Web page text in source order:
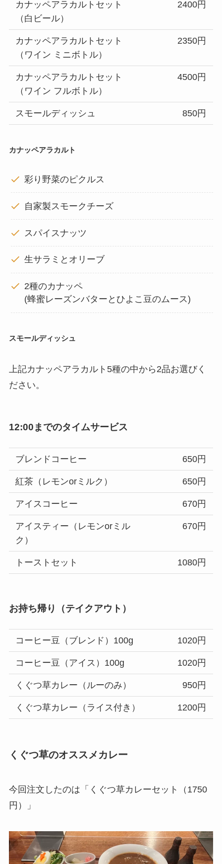
カナッペアラカルトセット
（白ビール）
2400円
カナッペアラカルトセット
（ワイン ミニボトル）
2350円
カナッペアラカルトセット
（ワイン フルボトル）
4500円
スモールディッシュ 850円
カナッペアラカルト
彩り野菜のピクルス
自家製スモークチーズ
スパイスナッツ
生サラミとオリーブ
2種のカナッペ
(蜂蜜レーズンバターとひよこ豆のムース)
スモールディッシュ
上記カナッペアラカルト5種の中から2品お選びく
ださい。
12:00までのタイムサービス
ブレンドコーヒー 650円
紅茶（レモンorミルク） 650円
アイスコーヒー 670円
アイスティー（レモンorミル
ク）
670円
トーストセット 1080円
お持ち帰り（テイクアウト）
コーヒー豆（ブレンド）100g 1020円
コーヒー豆（アイス）100g 1020円
くぐつ草カレー（ルーのみ） 950円
くぐつ草カレー（ライス付き） 1200円
くぐつ草のオススメカレー
今回注文したのは「くぐつ草カレーセット（1750
円）」